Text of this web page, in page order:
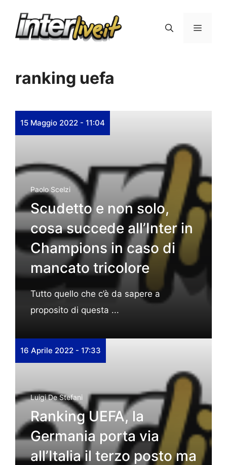
Menu
ranking uefa
15 Maggio 2022 - 11:04
Paolo Scelzi
Scudetto e non solo,
cosa succede all’Inter in
Champions in caso di
mancato tricolore
Tutto quello che c’è da sapere a
proposito di questa ...
16 Aprile 2022 - 17:33
Luigi De Stefani
Ranking UEFA, la
Germania porta via
all’Italia il terzo posto ma